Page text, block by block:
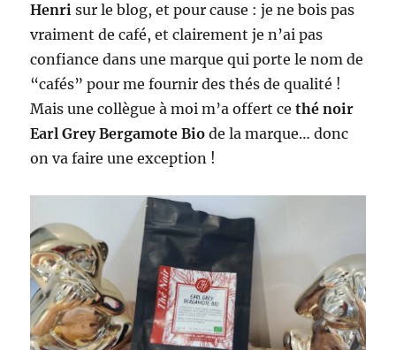
Henri sur le blog, et pour cause : je ne bois pas
vraiment de café, et clairement je n’ai pas
confiance dans une marque qui porte le nom de
“cafés” pour me fournir des thés de qualité !
Mais une collègue à moi m’a offert cethé noir
Earl Grey Bergamote Bio de la marque… donc
on va faire une exception !